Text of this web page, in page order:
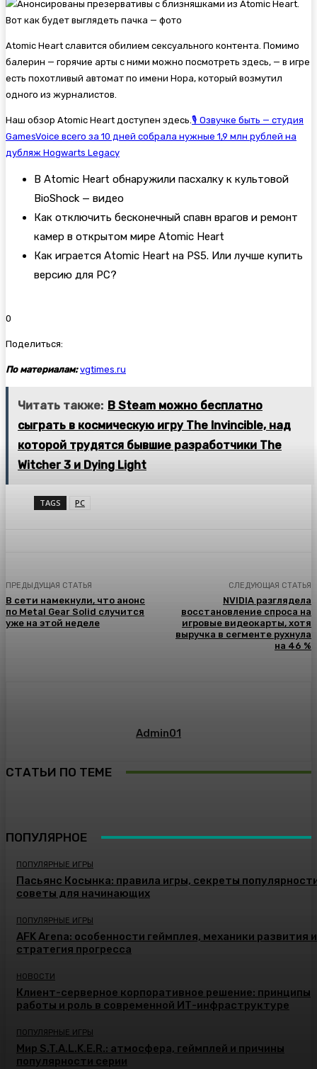
Atomic Heart славится обилием сексуального контента. Помимо
балерин — горячие арты с ними можно посмотреть здесь, — в игре
есть похотливый автомат по имени Нора, который возмутил
одного из журналистов.
Наш обзор Atomic Heart доступен здесь. 🎙 Озвучке быть — студия
GamesVoice всего за 10 дней собрала нужные 1,9 млн рублей на
дубляж Hogwarts Legacy
В Atomic Heart обнаружили пасхалку к культовой
BioShock — видео
Как отключить бесконечный спавн врагов и ремонт
камер в открытом мире Atomic Heart
Как играется Atomic Heart на PS5. Или лучше купить
версию для PC?
0
Поделиться:
По материалам: vgtimes.ru
Читать также: В Steam можно бесплатно
сыграть в космическую игру The Invincible, над
которой трудятся бывшие разработчики The
Witcher 3 и Dying Light
TAGS PC
ПРЕДЫДУЩАЯ СТАТЬЯ
В сети намекнули, что анонс
по Metal Gear Solid случится
уже на этой неделе
СЛЕДУЮЩАЯ СТАТЬЯ
NVIDIA разглядела
восстановление спроса на
игровые видеокарты, хотя
выручка в сегменте рухнула
на 46 %
Admin01
СТАТЬИ ПО ТЕМЕ
ПОПУЛЯРНОЕ
ПОПУЛЯРНЫЕ ИГРЫ
Пасьянс Косынка: правила игры, секреты
советы для начинающих
ПОПУЛЯРНЫЕ ИГРЫ
AFK Arena: особенности геймплея, механики развития и
стратегия прогресса
НОВОСТИ
Клиент-серверное корпоративное решение: принципы
работы и роль в современной ИТ-инфраструктуре
ПОПУЛЯРНЫЕ ИГРЫ
Мир S.T.A.L.K.E.R.: атмосфера, геймплей и причины
популярности серии